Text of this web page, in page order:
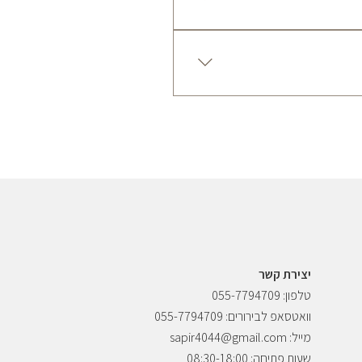
יצירת קשר
טלפון: 055-7794709
וואטסאפ לבירורים: 055-7794709
מייל: sapir4044@gmail.com
שעות פתיחה: 08:30-18:00